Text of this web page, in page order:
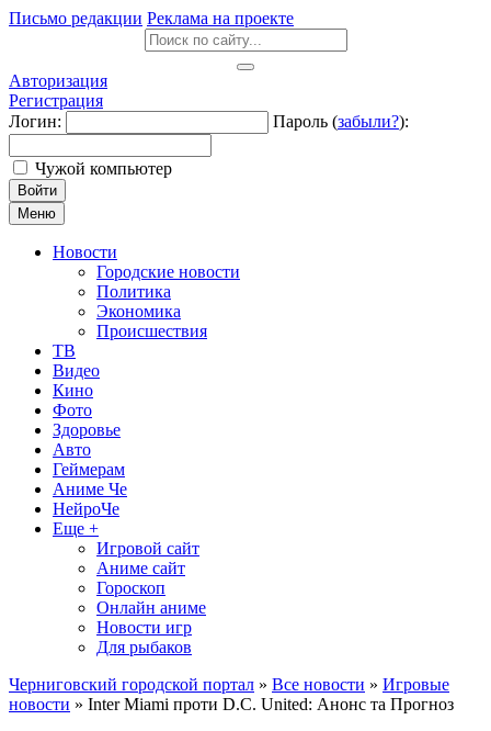
Письмо редакции Реклама на проекте
Авторизация
Регистрация
Логин:
Пароль (забыли?):
Чужой компьютер
Войти
Меню
Новости
Городские новости
Политика
Экономика
Происшествия
ТВ
Видео
Кино
Фото
Здоровье
Авто
Геймерам
Аниме Че
НейроЧе
Еще +
Игровой сайт
Аниме сайт
Гороскоп
Онлайн аниме
Новости игр
Для рыбаков
Черниговский городской портал » Все новости » Игровые
новости » Inter Miami проти D.C. United: Анонс та Прогноз